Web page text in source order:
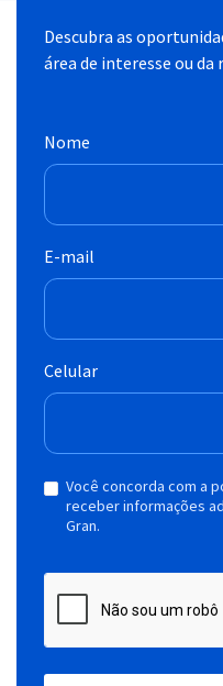
Descubra as
área de interesse ou da
Nome
E-mail
Celular
Você concorda com a
receber informações
Gran.